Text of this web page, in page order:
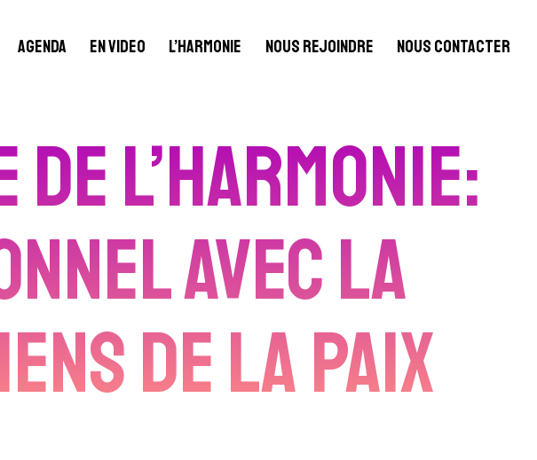
Agenda En video L’harmonie Nous rejoindre Nous contacter
l’Harmonie:
avec La
de la Paix